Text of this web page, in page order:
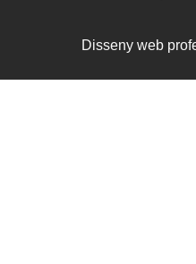
Disseny web